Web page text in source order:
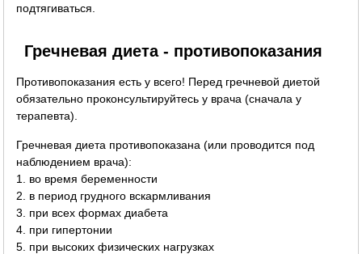
подтягиваться.
Гречневая диета - противопоказания
Противопоказания есть у всего! Перед гречневой диетой
обязательно проконсультируйтесь у врача (сначала у
терапевта).
Гречневая диета противопоказана (или проводится под
наблюдением врача):
1. во время беременности
2. в период грудного вскармливания
3. при всех формах диабета
4. при гипертонии
5. при высоких физических нагрузках